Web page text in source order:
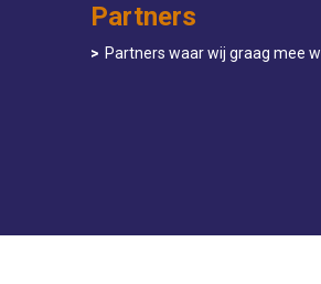
Partners
Partners waar wij graag mee